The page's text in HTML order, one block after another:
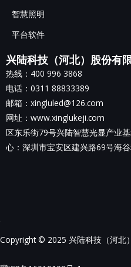
智慧照明
平台软件
兴陆科技（河北）股份有
热线：400 996 3868
电话：0311 88833389
邮箱：xingluled@126.com
网址：
区东乐街79号兴陆智
心：深圳市宝安区建兴路69号海
Copyright © 2025 兴陆科技（河北